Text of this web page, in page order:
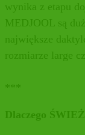
wynika z etapu
MEDJOOL są
największe
rozmiarze large
***
Dlaczego